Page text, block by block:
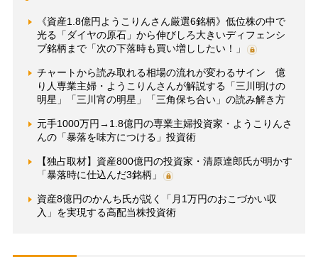
《資産1.8億円ようこりんさん厳選6銘柄》低位株の中で
光る「ダイヤの原石」から伸びしろ大きいディフェンシ
ブ銘柄まで「次の下落時も買い増ししたい！」
チャートから読み取れる相場の流れが変わるサイン 億
り人専業主婦・ようこりんさんが解説する「三川明けの
明星」「三川宵の明星」「三角保ち合い」の読み解き方
元手1000万円→1.8億円の専業主婦投資家・ようこりんさ
んの「暴落を味方につける」投資術
【独占取材】資産800億円の投資家・清原達郎氏が明かす
「暴落時に仕込んだ3銘柄」
資産8億円のかんち氏が説く「月1万円のおこづかい収
入」を実現する高配当株投資術